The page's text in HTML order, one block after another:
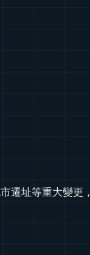
遷址等重大變更，